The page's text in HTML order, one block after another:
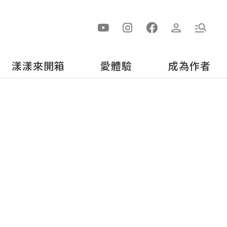
漾漾來開箱 愛體驗 成為作者